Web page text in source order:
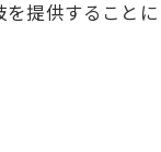
提供すること